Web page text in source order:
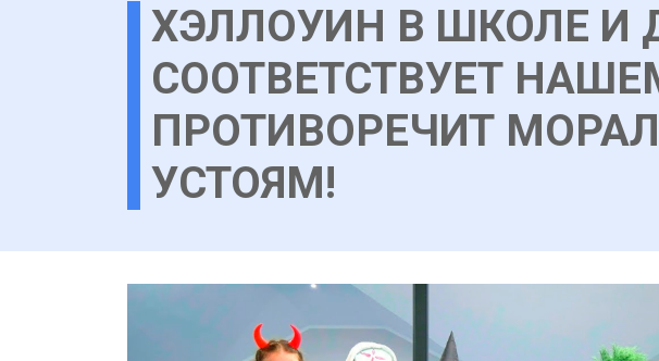
ХЭЛЛОУИН В ШКОЛЕ И
СООТВЕТСТВУЕТ
ПРОТИВОРЕЧИТ
УСТОЯМ!